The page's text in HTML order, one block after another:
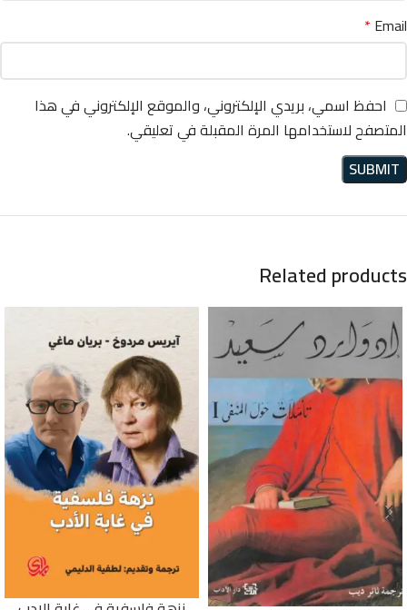
Email
*
احفظ اسمي، بريدي الإلكتروني، والموقع الإلكتروني في هذا
المتصفح لاستخدامها المرة المقبلة في تعليقي.
Related products